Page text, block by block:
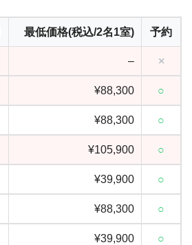
最低価格(税込/2名1室) 予約
– ×
¥88,300 ○
¥88,300 ○
¥105,900 ○
¥39,900 ○
¥88,300 ○
¥39,900 ○